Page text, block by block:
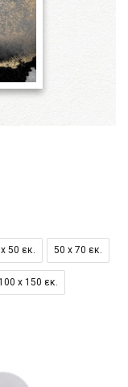
50 εκ. 50 x 70 εκ.
100 x 150 εκ.